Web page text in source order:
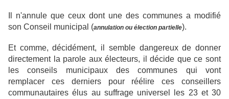
Il n'annule que ceux dont une des communes a modifié
son Conseil municipal (annulation ou élection partielle).
Et comme, décidément, il semble dangereux de donner
directement la parole aux électeurs, il décide que ce sont
les conseils municipaux des communes qui vont
remplacer ces derniers pour réélire ces conseillers
communautaires élus au suffrage universel les 23 et 30